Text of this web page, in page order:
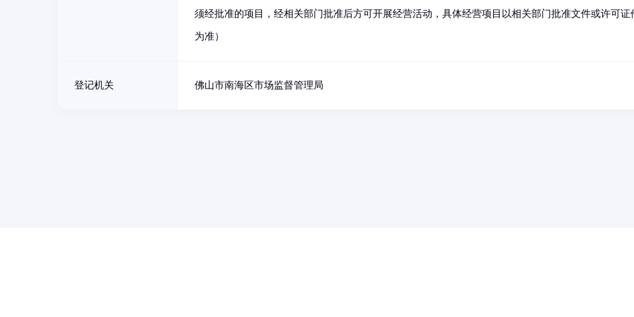
须经批准的项目，经相关部门批准后方可开展经营活动，具体经营项目以相关部门批准文件或许可证
为准）
登记机关 佛山市南海区市场监督管理局